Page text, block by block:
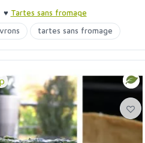
♥ Tartes sans fromage
tartes sans fromage